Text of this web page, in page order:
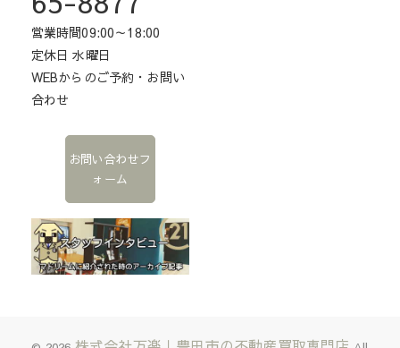
営業時間09:00～18:00
定休日 水曜日
WEBからのご予約・お問い
合わせ
お問い合わせフ
ォーム